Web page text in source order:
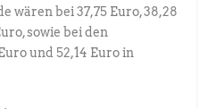
wären bei 37,75 Euro, 38,28
sowie bei den
und 52,14 Euro in